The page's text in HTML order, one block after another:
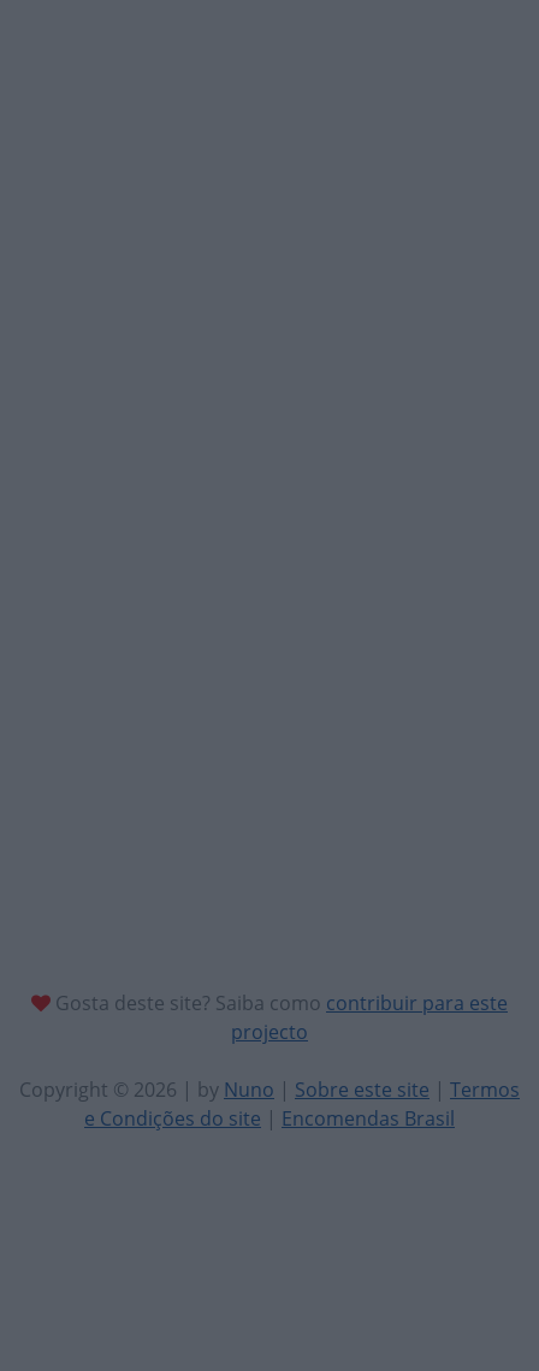
Gosta deste site? Saiba como contribuir para este
projecto
Copyright © 2026 | by Nuno | Sobre este site | Termos
e Condições do site | Encomendas Brasil